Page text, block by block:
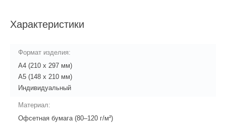
Характеристики
Формат изделия:
А4 (210 x 297 мм)
А5 (148 x 210 мм)
Индивидуальный
Материал:
Офсетная бумага (80–120 г/м²)